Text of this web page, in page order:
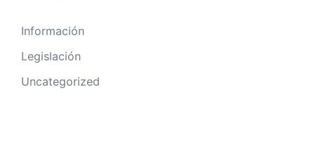
Información
Legislación
Uncategorized